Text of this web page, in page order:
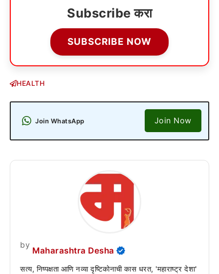
Subscribe करा
SUBSCRIBE NOW
HEALTH
Join WhatsApp Join Now
by
Maharashtra Desha
सत्य, निष्पक्षता आणि नव्या दृष्टिकोनाची कास धरत, 'महाराष्ट्र देशा'